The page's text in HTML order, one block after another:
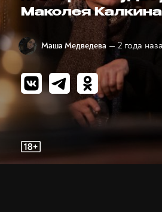
Маколея Калкина
Маша Медведева — 2 года